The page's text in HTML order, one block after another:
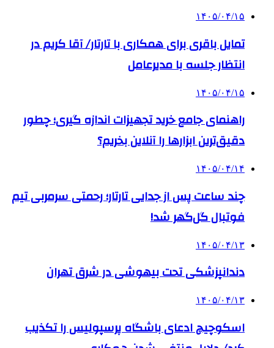
۱۴۰۵/۰۴/۱۵
تمایل باقری برای همکاری با تارتار/ آقا کریم در
انتظار جلسه با مدیرعامل
۱۴۰۵/۰۴/۱۵
راهنمای جامع خرید تجهیزات اندازه گیری؛ چطور
دقیق‌ترین ابزارها را آنلاین بخریم؟
۱۴۰۵/۰۴/۱۴
چند ساعت پس از جدایی تارتار؛ رحمتی سرمربی تیم
فوتبال گل‌گهر شد!
۱۴۰۵/۰۴/۱۳
دندانپزشکی تحت بیهوشی در شرق تهران
۱۴۰۵/۰۴/۱۳
اسکوچیچ ادعای باشگاه پرسپولیس را تکذیب